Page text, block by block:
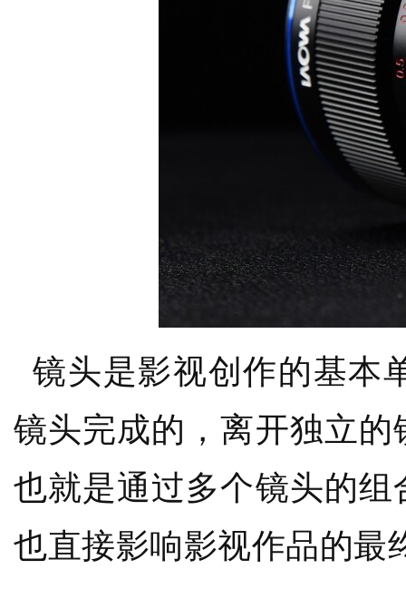
镜头是影视创作的基本
镜头完成的，离开独立
也就是通过多个镜头的
也直接影响影视作品的最